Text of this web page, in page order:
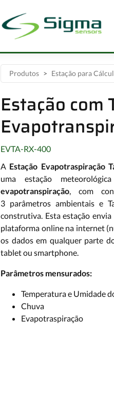
Produtos Estação para
Estação com
EVTA-RX-400
A Estação Evapotraspiração
uma estação
evapotranspiração , com
3 parâmetros ambientais e
construtiva. Esta estação
plataforma online na internet
os dados em qualquer parte
tablet ou smartphone.
Parâmetros mensurados:
Temperatura e Umidade
Chuva
Evapotraspiração